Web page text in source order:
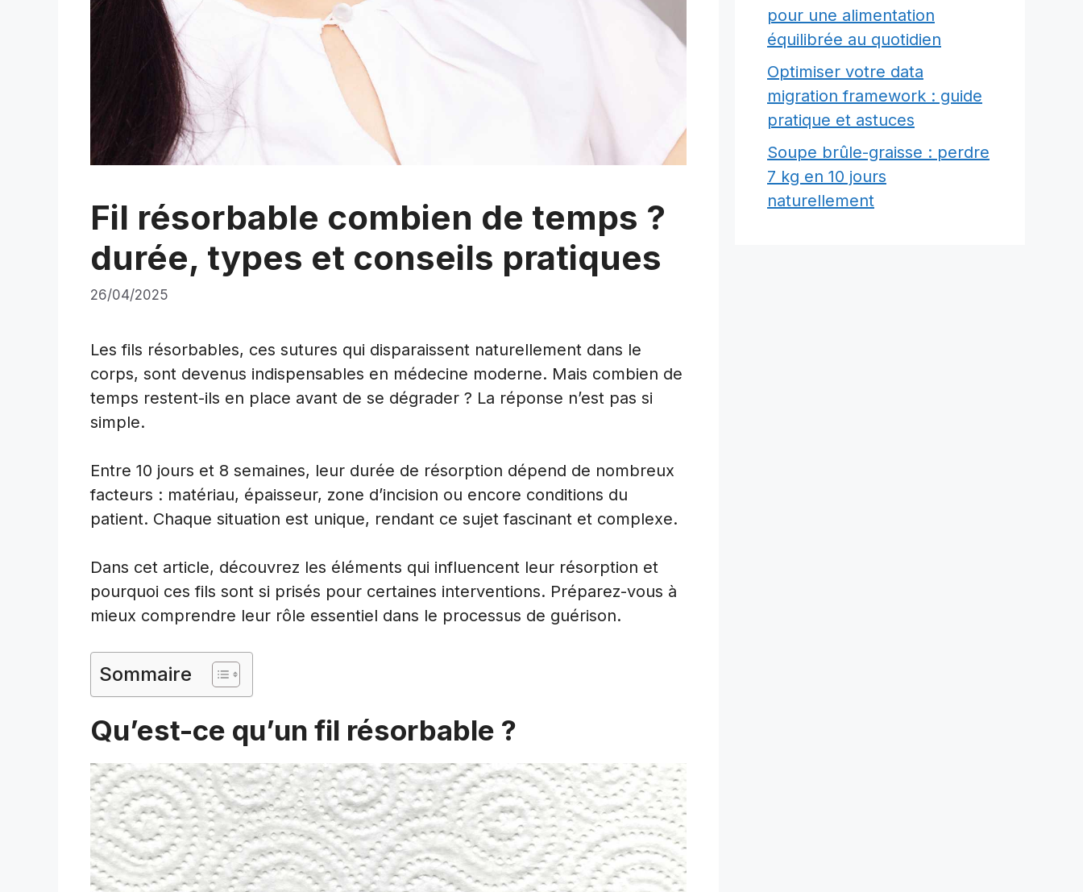
Fil résorbable combien de temps ?
durée, types et conseils pratiques
26/04/2025
Les fils résorbables, ces sutures qui disparaissent naturellement dans le
corps, sont devenus indispensables en médecine moderne. Mais combien de
temps restent-ils en place avant de se dégrader ? La réponse n’est pas si
simple.
Entre 10 jours et 8 semaines, leur durée de résorption dépend de nombreux
facteurs : matériau, épaisseur, zone d’incision ou encore conditions du
patient. Chaque situation est unique, rendant ce sujet fascinant et complexe.
Dans cet article, découvrez les éléments qui influencent leur résorption et
pourquoi ces fils sont si prisés pour certaines interventions. Préparez-vous à
mieux comprendre leur rôle essentiel dans le processus de guérison.
Sommaire
Qu’est-ce qu’un fil résorbable ?
pour une alimentation
équilibrée au quotidien
Optimiser votre data
migration framework : guide
pratique et astuces
Soupe brûle-graisse : perdre
7 kg en 10 jours
naturellement